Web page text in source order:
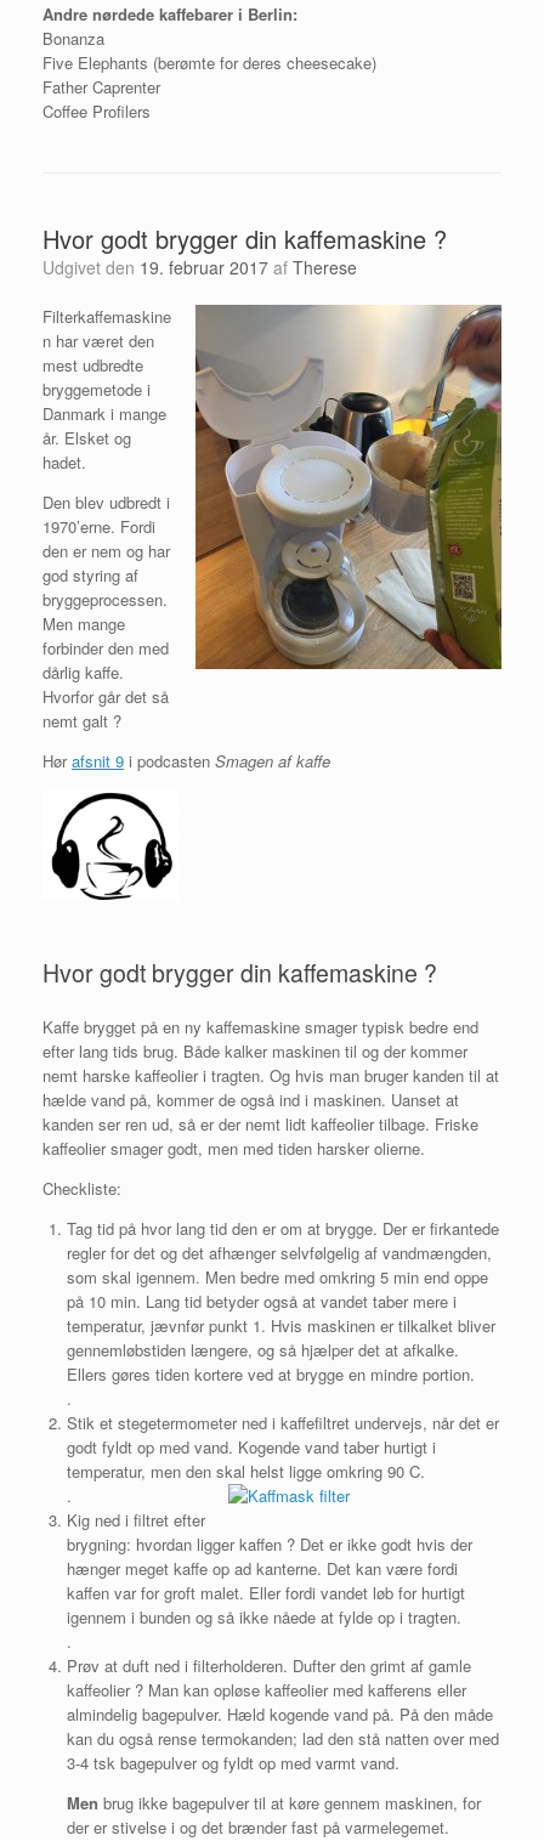
Andre nørdede kaffebarer i Berlin:
Bonanza
Five Elephants (berømte for deres cheesecake)
Father Caprenter
Coffee Profilers
Hvor godt brygger din kaffemaskine ?
Udgivet den 19. februar 2017 af Therese
Filterkaffemaskine
n har været den
mest udbredte
bryggemetode i
Danmark i mange
år. Elsket og
hadet.
Den blev udbredt i
1970’erne. Fordi
den er nem og har
god styring af
bryggeprocessen.
Men mange
forbinder den med
dårlig kaffe.
Hvorfor går det så
nemt galt ?
Hørafsnit 9 i podcasten Smagen af kaffe
Hvor godt brygger din kaffemaskine ?
Kaffe brygget på en ny kaffemaskine smager typisk bedre end
efter lang tids brug. Både kalker maskinen til og der kommer
nemt harske kaffeolier i tragten. Og hvis man bruger kanden til at
hælde vand på, kommer de også ind i maskinen. Uanset at
kanden ser ren ud, så er der nemt lidt kaffeolier tilbage. Friske
kaffeolier smager godt, men med tiden harsker olierne.
Checkliste:
Tag tid på hvor lang tid den er om at brygge. Der er firkantede
regler for det og det afhænger selvfølgelig af vandmængden,
som skal igennem. Men bedre med omkring 5 min end oppe
på 10 min. Lang tid betyder også at vandet taber mere i
temperatur, jævnfør punkt 1. Hvis maskinen er tilkalket bliver
gennemløbstiden længere, og så hjælper det at afkalke.
Ellers gøres tiden kortere ved at brygge en mindre portion.
.
Stik et stegetermometer ned i kaffefiltret undervejs, når det er
godt fyldt op med vand. Kogende vand taber hurtigt i
temperatur, men den skal helst ligge omkring 90 C.
.
Kig ned i filtret efter
brygning: hvordan ligger kaffen ? Det er ikke godt hvis der
hænger meget kaffe op ad kanterne. Det kan være fordi
kaffen var for groft malet. Eller fordi vandet løb for hurtigt
igennem i bunden og så ikke nåede at fylde op i tragten.
.
Prøv at duft ned i filterholderen. Dufter den grimt af gamle
kaffeolier ? Man kan opløse kaffeolier med kafferens eller
almindelig bagepulver. Hæld kogende vand på. På den måde
kan du også rense termokanden; lad den stå natten over med
3-4 tsk bagepulver og fyldt op med varmt vand.
Men brug ikke bagepulver til at køre gennem maskinen, for
der er stivelse i og det brænder fast på varmelegemet.